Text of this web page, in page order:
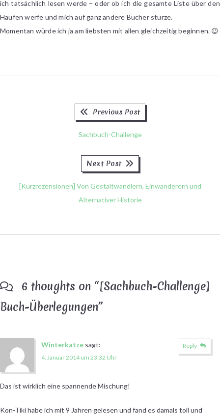
ich tatsächlich lesen werde – oder ob ich die gesamte Liste über den
Haufen werfe und mich auf ganz andere Bücher stürze.
Momentan würde ich ja am liebsten mit allen gleichzeitig beginnen. 😉
BeitragsnavigationPrevious Post
Sachbuch-Challenge
Next Post
[Kurzrezensionen] Von Gestaltwandlern, Einwanderern und
Alternativer Historie
6 thoughts on “[Sachbuch-Challenge]
Buch-Überlegungen”
Winterkatze sagt:
4. Januar 2014 um 23:32 Uhr
Das ist wirklich eine spannende Mischung!
Kon-Tiki habe ich mit 9 Jahren gelesen und fand es damals toll und
Reply